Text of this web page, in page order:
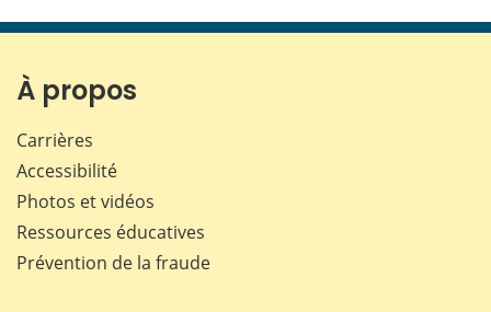
page page page page
À propos
Carrières
Accessibilité
Photos et vidéos
Ressources éducatives
Prévention de la fraude